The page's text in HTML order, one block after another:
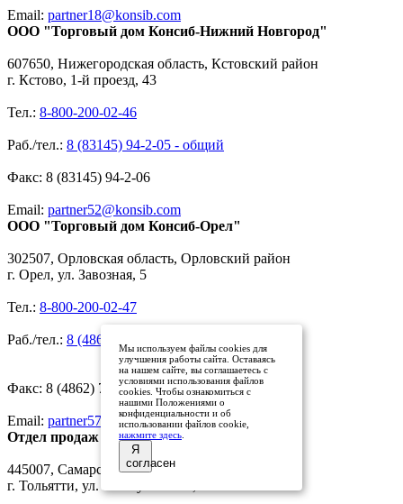
Email: partner18@konsib.com
ООО "Торговый дом Консиб-Нижний Новгород"
607650, Нижегородская область, Кстовский район
г. Кстово, 1-й проезд, 43
Тел.: 8-800-200-02-46
Раб./тел.: 8 (83145) 94-2-05 - общий
Факс: 8 (83145) 94-2-06
Email: partner52@konsib.com
ООО "Торговый дом Консиб-Орел"
302507, Орловская область, Орловский район
г. Орел, ул. Завозная, 5
Тел.: 8-800-200-02-47
Раб./тел.: 8 (4862) 44-25-45
44-25-46
Факс: 8 (4862) 73-85-69
Email: partner57@konsib.com
Отдел продаж "Консиб-Тольятти"
445007, Самарская область
г. Тольятти, ул. Коммунальная, 32
Мы используем файлы cookies для
улучшения работы сайта. Оставаясь
на нашем сайте, вы соглашаетесь с
условиями использования файлов
cookies. Чтобы ознакомиться с
нашими Положениями о
конфиденциальности и об
использовании файлов cookie,
нажмите здесь
Я
согласен